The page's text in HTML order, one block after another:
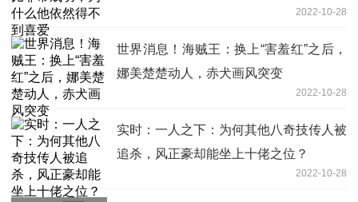
2022-10-28
世界消息！海贼王：换上“害羞红”之后，
娜美楚楚动人，赤犬画风突变
2022-10-28
实时：一人之下：为何其他八奇技传人被
追杀，风正豪却能坐上十佬之位？
2022-10-28